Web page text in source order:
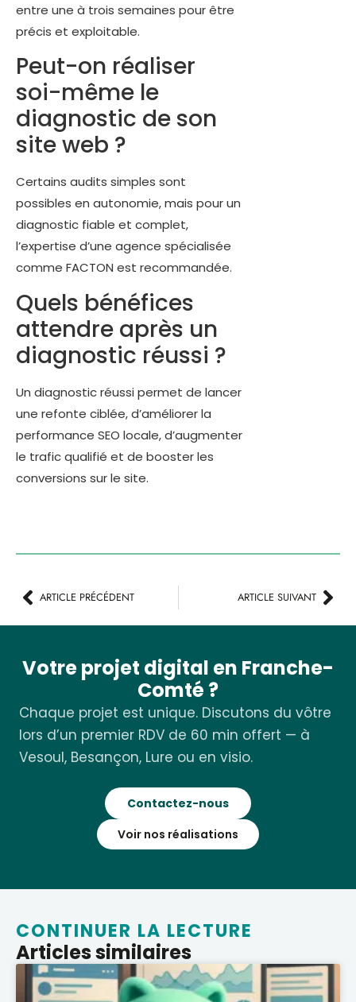
entre une à trois semaines pour être
précis et exploitable.
Peut-on réaliser
soi-même le
diagnostic de son
site web ?
Certains audits simples sont
possibles en autonomie, mais pour un
diagnostic fiable et complet,
l’expertise d’une agence spécialisée
comme FACTON est recommandée.
Quels bénéfices
attendre après un
diagnostic réussi ?
Un diagnostic réussi permet de lancer
une refonte ciblée, d’améliorer la
performance SEO locale, d’augmenter
le trafic qualifié et de booster les
conversions sur le site.
ARTICLE PRÉCÉDENT ARTICLE SUIVANT
Votre projet digital en Franche-
Comté ?
Chaque projet est unique. Discutons du vôtre
lors d’un premier RDV de 60 min offert — à
Vesoul, Besançon, Lure ou en visio.
Contactez-nous
Voir nos réalisations
CONTINUER LA LECTURE
Articles similaires